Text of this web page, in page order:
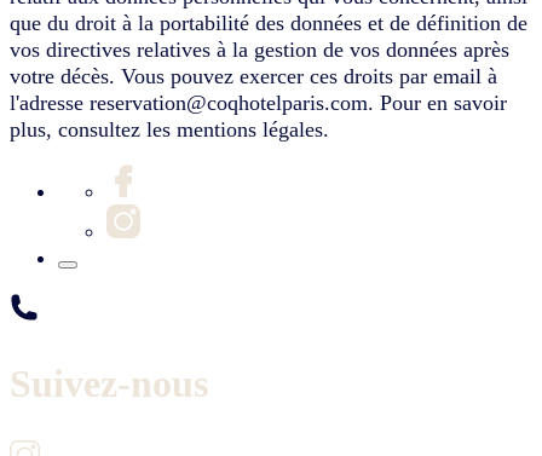
que du droit à la portabilité des données et de définition de
vos directives relatives à la gestion de vos données après
votre décès. Vous pouvez exercer ces droits par email à
l'adresse reservation@coqhotelparis.com. Pour en savoir
plus, consultez les mentions légales.
Suivez-nous